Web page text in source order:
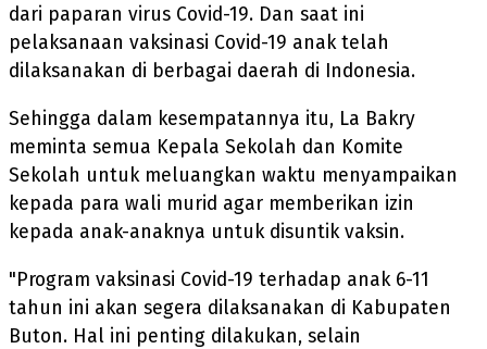
dari paparan virus Covid-19. Dan saat ini
pelaksanaan vaksinasi Covid-19 anak telah
dilaksanakan di berbagai daerah di Indonesia.
Sehingga dalam kesempatannya itu, La Bakry
meminta semua Kepala Sekolah dan Komite
Sekolah untuk meluangkan waktu menyampaikan
kepada para wali murid agar memberikan izin
kepada anak-anaknya untuk disuntik vaksin.
"Program vaksinasi Covid-19 terhadap anak 6-11
tahun ini akan segera dilaksanakan di Kabupaten
Buton. Hal ini penting dilakukan, selain